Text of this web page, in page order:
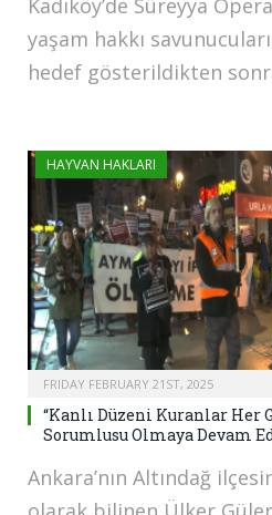
yaşam hakkı
hedef gösterildikten
HAYVAN HAKLARI
FRIDAY FEBRUARY 21ST, 2025
“Kanlı Düzeni Kuranlar Her
Sorumlusu Olmaya Devam
Ankara’nın Altındağ